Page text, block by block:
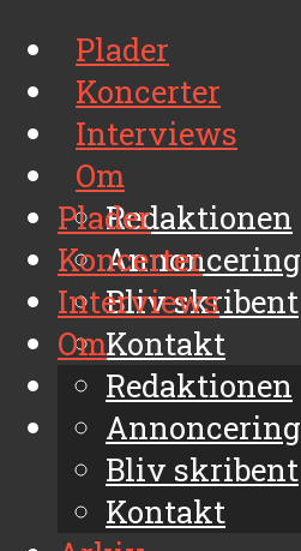
Plader
Koncerter
Interviews
Om
Redaktionen
Annoncering
Bliv skribent
Kontakt
Arkiv
Plader
Koncerter
Interviews
Om
Redaktionen
Annoncering
Bliv skribent
Kontakt